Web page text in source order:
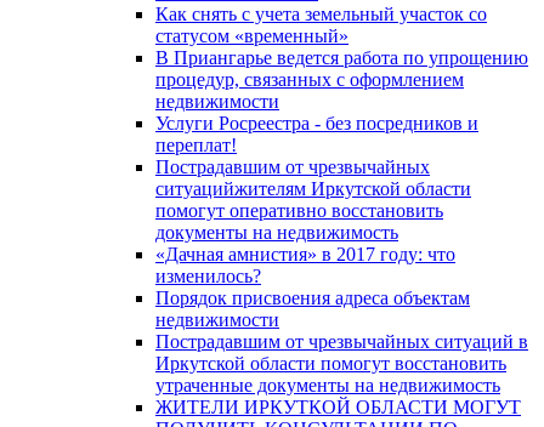
Как снять с учета земельный участок со
статусом «временный»
В Приангарье ведется работа по упрощению
процедур, связанных с оформлением
недвижимости
Услуги Росреестра - без посредников и
переплат!
Пострадавшим от чрезвычайных
ситуацийжителям Иркутской области
помогут оперативно восстановить
документы на недвижимость
«Дачная амнистия» в 2017 году: что
изменилось?
Порядок присвоения адреса объектам
недвижимости
Пострадавшим от чрезвычайных ситуаций в
Иркутской области помогут восстановить
утраченные документы на недвижимость
ЖИТЕЛИ ИРКУТКОЙ ОБЛАСТИ МОГУТ